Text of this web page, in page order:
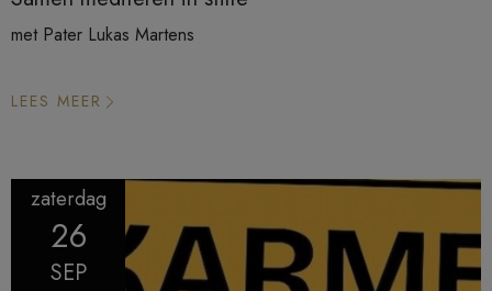
met Pater Lukas Martens
LEES MEER
zaterdag
26
SEP